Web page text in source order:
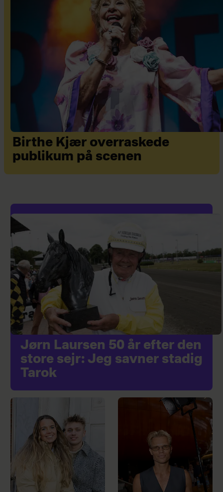
Birthe Kjær overraskede
publikum på scenen
Jørn Laursen 50 år efter den
store sejr: Jeg savner stadig
Tarok